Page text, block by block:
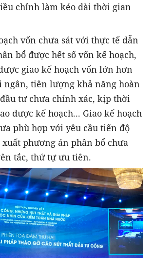
chỉnh làm kéo dài thời gian
vốn chưa sát với thực tế dẫn
bổ được hết số vốn kế hoạch,
giao kế hoạch vốn lớn hơn
ngân, tiên lượng khả năng hoàn
tư chưa chính xác, kịp thời
được kế hoạch... Giao kế hoạch
phù hợp với yêu cầu tiến độ
xuất phương án phân bổ chưa
tắc, thứ tự ưu tiên.